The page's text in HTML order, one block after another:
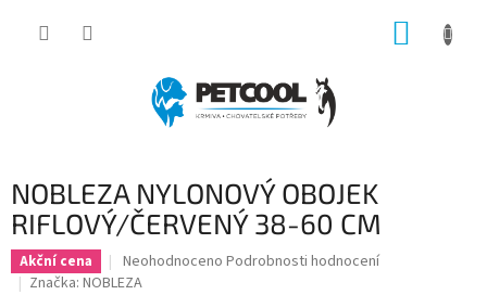
NOBLEZA NYLONOVÝ OBOJEK
RIFLOVÝ/ČERVENÝ 38-60 CM
Akční cena
Průměrné
hodnocení
Neohodnoceno Podrobnosti hodnocení
Značka: NOBLEZA